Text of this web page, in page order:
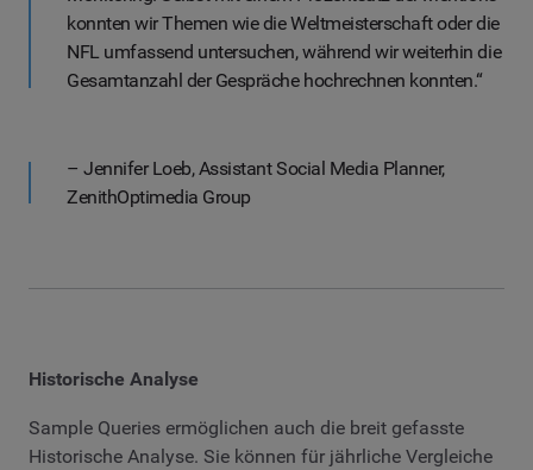
konnten wir Themen wie die Weltmeisterschaft oder die
NFL umfassend untersuchen, während wir weiterhin die
Gesamtanzahl der Gespräche hochrechnen konnten.“
– Jennifer Loeb, Assistant Social Media Planner,
ZenithOptimedia Group
Historische Analyse
Sample Queries ermöglichen auch die breit gefasste
Historische Analyse. Sie können für jährliche Vergleiche